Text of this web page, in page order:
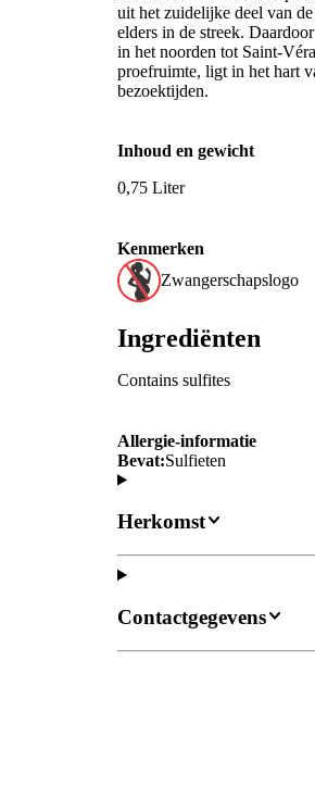
uit het zuidelijke deel van
elders in de streek.
in het noorden tot Saint-
proefruimte, ligt in het hart
bezoektijden.
Inhoud en gewicht
0,75 Liter
Kenmerken
Zwangerschapslogo
Ingrediënten
Contains sulfites
Allergie-informatie
Bevat:Sulfieten
Herkomst
Contactgegevens